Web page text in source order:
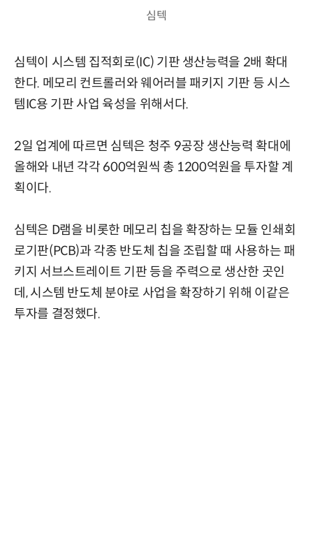
심텍
심텍이 시스템 집적회로(IC) 기판 생산능력을 2배 확대
한다. 메모리 컨트롤러와 웨어러블 패키지 기판 등 시스
템IC용 기판 사업 육성을 위해서다.
2일 업계에 따르면 심텍은 청주 9공장 생산능력 확대에
올해와 내년 각각 600억원씩 총 1200억원을 투자할 계
획이다.
심텍은 D램을 비롯한 메모리 칩을 확장하는 모듈 인쇄회
로기판(PCB)과 각종 반도체 칩을 조립할 때 사용하는 패
키지 서브스트레이트 기판 등을 주력으로 생산한 곳인
데, 시스템 반도체 분야로 사업을 확장하기 위해 이같은
투자를 결정했다.